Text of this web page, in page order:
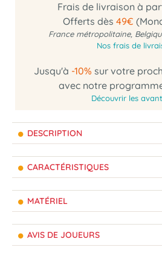
Frais de livraison à
Offerts dès 49€
France métropolitaine,
Nos frais de
Jusqu'à -10% sur votre
avec notre
Découvrir les
DESCRIPTION
CARACTÉRISTIQUES
MATÉRIEL
AVIS DE JOUEURS